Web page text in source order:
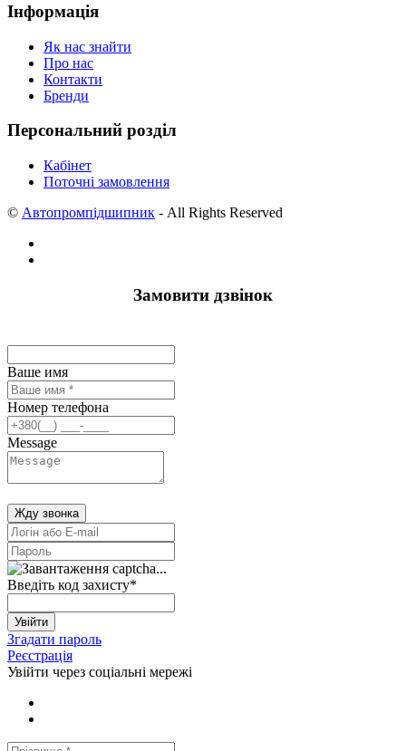
Інформація
Як нас знайти
Про нас
Контакти
Бренди
Персональний розділ
Кабінет
Поточні замовлення
© Автопромпідшипник - All Rights Reserved
Замовити дзвінок
Ваше имя
Номер телефона
Message
Жду звонка
Введіть код захисту*
Увійти
Згадати пароль
Реєстрація
Увійти через соціальні мережі